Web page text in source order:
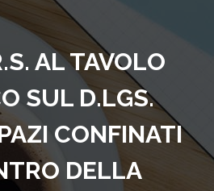
AL TAVOLO
SUL D.LGS.
CONFINATI
DELLA